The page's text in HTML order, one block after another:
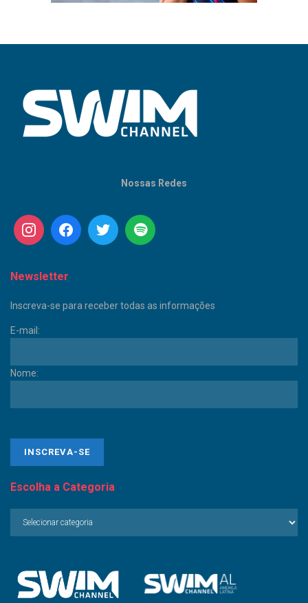
Nossas Redes
Newsletter
Inscreva-se para receber todas as informações
E-mail:
Nome:
Escolha a Categoria